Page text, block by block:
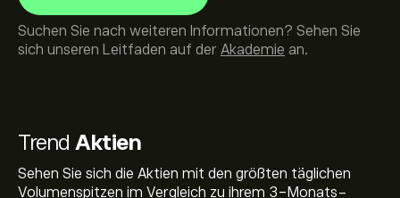
Trend Aktien
Sehen Sie sich die Aktien mit den größten täglichen
Volumenspitzen im Vergleich zu ihrem 3-Monats-
Suchen Sie nach weiteren Informationen? Sehen Sie
sich unseren Leitfaden auf der Akademie an.